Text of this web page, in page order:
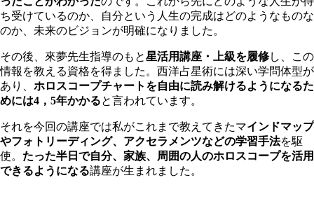
ち受けているのか、自分という人生の完成はどのようなものな
のか、未来のビジョンが明確になりました。
その後、來夢先生指導のもと星活用講座・上級を履修し、この
情報を教える資格を得ました。西洋占星術には深い学問体型が
あり、 ホロスコープチャートを自由に読み解けるようになるた
めには4，5年かかると言われています。
それを今回の講座では私がこれまで教えてきたマインドマップ
やフォトリーディング、アクセラメンツなどの学習手法を駆
使。 たった半日で自分、家族、周囲の人のホロスコープを活用
できるようになる講座が生まれました。